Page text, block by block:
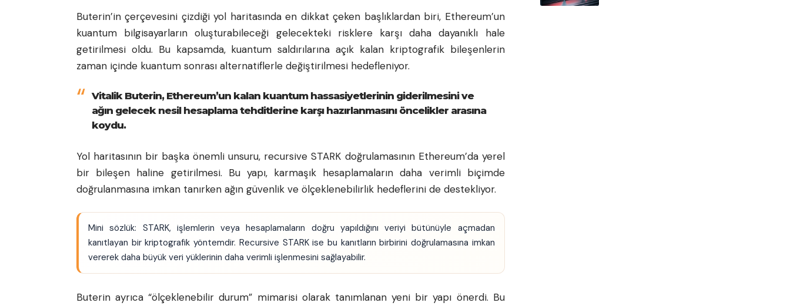
Buterin’in çerçevesini çizdiği yol haritasında en dikkat çeken başlıklardan biri, Ethereum’un
kuantum bilgisayarların oluşturabileceği gelecekteki risklere karşı daha dayanıklı hale
getirilmesi oldu. Bu kapsamda, kuantum saldırılarına açık kalan kriptografik bileşenlerin
zaman içinde kuantum sonrası alternatiflerle değiştirilmesi hedefleniyor.
Vitalik Buterin, Ethereum’un kalan kuantum hassasiyetlerinin giderilmesini ve
ağın gelecek nesil hesaplama tehditlerine karşı hazırlanmasını öncelikler arasına
koydu.
Yol haritasının bir başka önemli unsuru, recursive STARK doğrulamasının Ethereum’da yerel
bir bileşen haline getirilmesi. Bu yapı, karmaşık hesaplamaların daha verimli biçimde
doğrulanmasına imkan tanırken ağın güvenlik ve ölçeklenebilirlik hedeflerini de destekliyor.
Mini sözlük: STARK, işlemlerin veya hesaplamaların doğru yapıldığını veriyi bütünüyle açmadan
kanıtlayan bir kriptografik yöntemdir. Recursive STARK ise bu kanıtların birbirini doğrulamasına imkan
vererek daha büyük veri yüklerinin daha verimli işlenmesini sağlayabilir.
Buterin ayrıca “ölçeklenebilir durum” mimarisi olarak tanımlanan yeni bir yapı önerdi. Bu